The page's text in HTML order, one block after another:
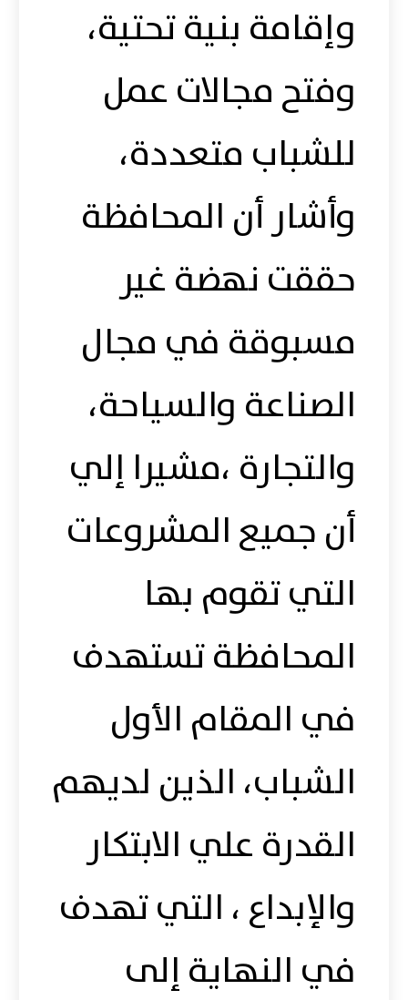
وإقامة بنية تحتية،
وفتح مجالات عمل
للشباب متعددة،
وأشار أن المحافظة
حققت نهضة غير
مسبوقة في مجال
الصناعة والسياحة،
والتجارة ،مشيرا إلي
أن جميع المشروعات
التي تقوم بها
المحافظة تستهدف
في المقام الأول
الشباب، الذين لديهم
القدرة علي الابتكار
والإبداع ، التي تهدف
في ‏النهاية إلى